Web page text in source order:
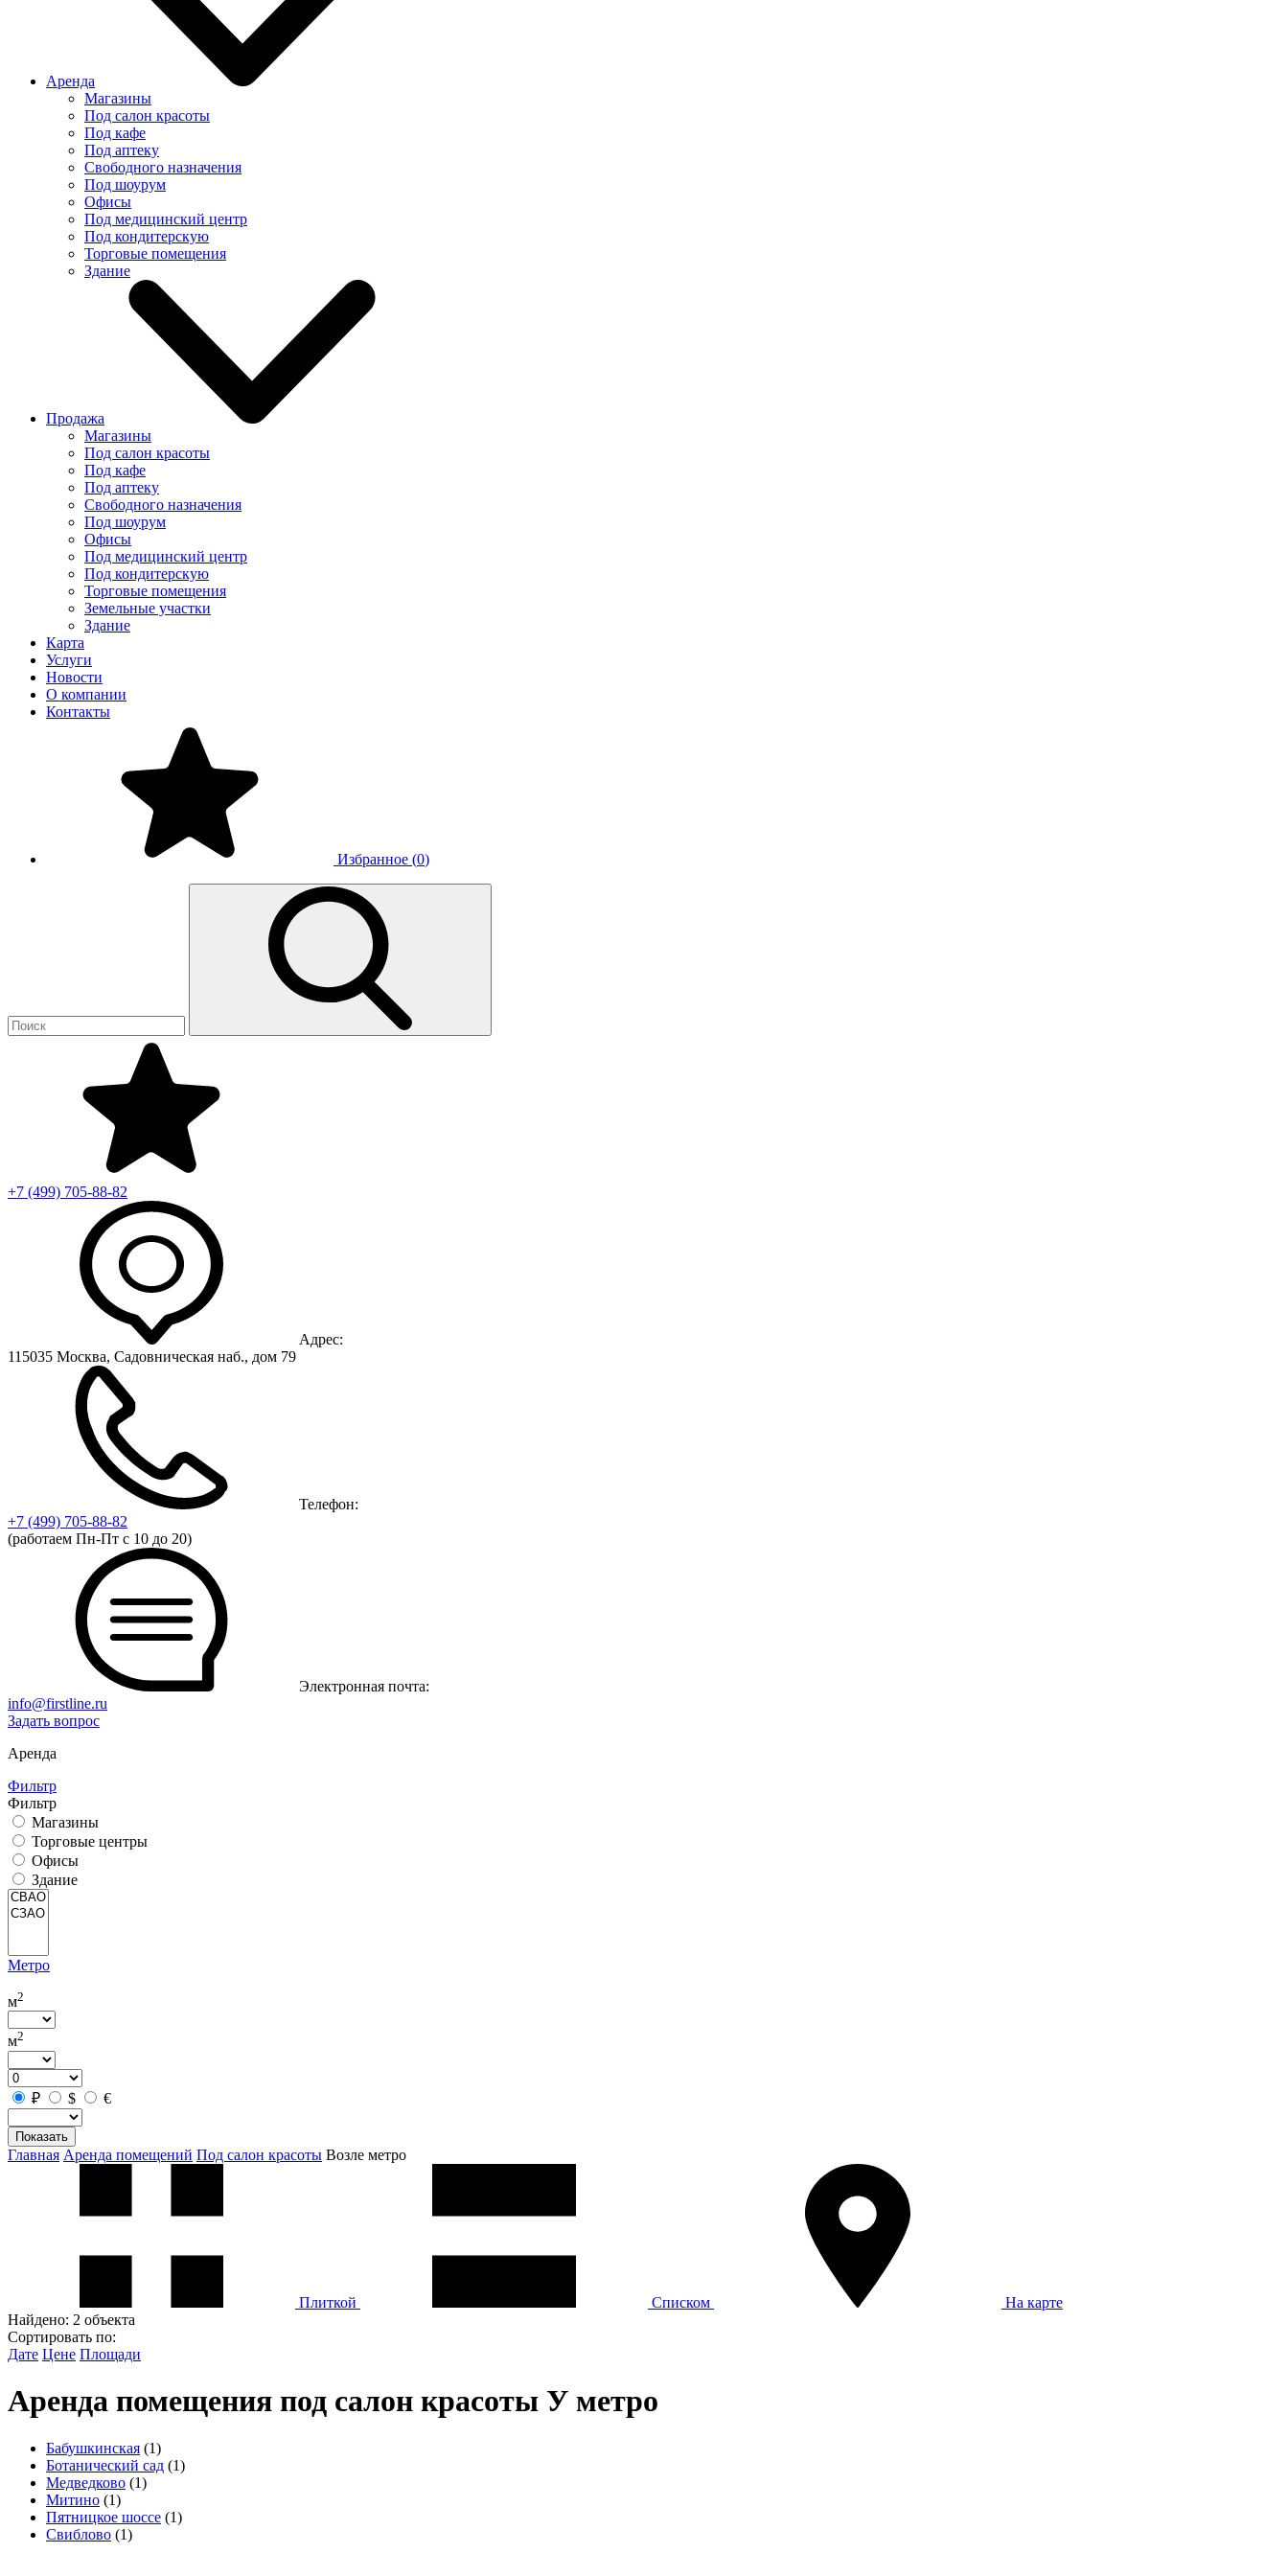
Аренда
Магазины
Под салон красоты
Под кафе
Под аптеку
Свободного назначения
Под шоурум
Офисы
Под медицинский центр
Под кондитерскую
Торговые помещения
Здание
Продажа
Магазины
Под салон красоты
Под кафе
Под аптеку
Свободного назначения
Под шоурум
Офисы
Под медицинский центр
Под кондитерскую
Торговые помещения
Земельные участки
Здание
Карта
Услуги
Новости
О компании
Контакты
Избранное (0)
+7 (499) 705-88-82
Адрес:
115035 Москва, Садовническая наб., дом 79
Телефон:
+7 (499) 705-88-82
(работаем Пн-Пт с 10 до 20)
Электронная почта:
info@firstline.ru
Задать вопрос
Аренда
Фильтр
Фильтр
Магазины
Торговые центры
Офисы
Здание
Метро
м2
м2
₽ $ €
Показать
Главная Аренда помещений Под салон красоты Возле метро
Плиткой Списком
На карте
Найдено: 2 объекта
Сортировать по:
Дате Цене Площади
Аренда помещения под салон красоты У метро
Бабушкинская (1)
Ботанический сад (1)
Медведково (1)
Митино (1)
Пятницкое шоссе (1)
Свиблово (1)